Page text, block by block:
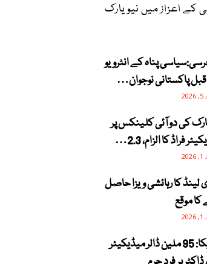
کے اعزاز میں نیویارک
پناہ کے انٹرویو
پاکستانی نوجوان…
کی دو آئی کلینکس پر
فراڈ کا الزام، 2.3…
لینڈ کا رہائشی ویزا حاصل
کا موقع
امریکا: 95 ملین ڈالر میڈیکیئر